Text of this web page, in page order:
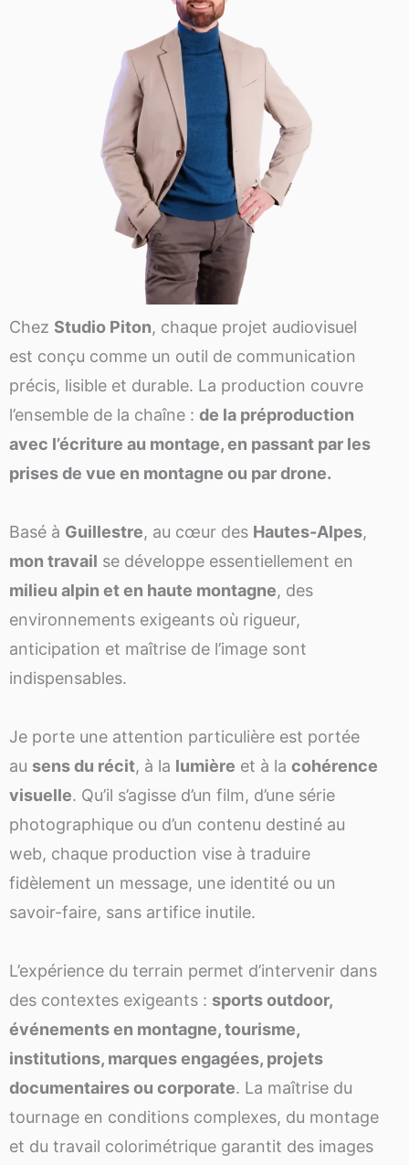
Chez Studio Piton, chaque projet audiovisuel
est conçu comme un outil de communication
précis, lisible et durable. La production couvre
l’ensemble de la chaîne : de la préproduction
avec l’écriture au montage, en passant par les
prises de vue en montagne ou par drone.
Basé à Guillestre, au cœur des Hautes-Alpes,
mon travail se développe essentiellement en
milieu alpin et en haute montagne, des
environnements exigeants où rigueur,
anticipation et maîtrise de l’image sont
indispensables.
Je porte une attention particulière est portée
au sens du récit, à la lumière et à la cohérence
visuelle. Qu’il s’agisse d’un film, d’une série
photographique ou d’un contenu destiné au
web, chaque production vise à traduire
fidèlement un message, une identité ou un
savoir-faire, sans artifice inutile.
L’expérience du terrain permet d’intervenir dans
des contextes exigeants : sports outdoor,
événements en montagne, tourisme,
institutions, marques engagées, projets
documentaires ou corporate. La maîtrise du
tournage en conditions complexes, du montage
et du travail colorimétrique garantit des images